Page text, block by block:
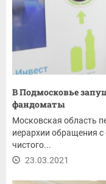
В Подмосковье
фандоматы
Московская область
иерархии обращения
чистого...
23.03.2021